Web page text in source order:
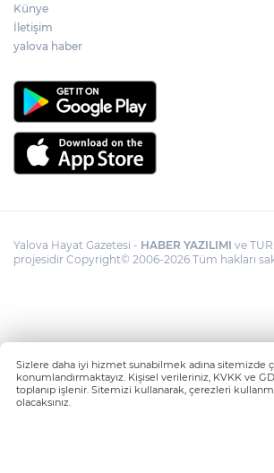
Künye
İletişim
yalova haber
Yalova Hayat Gazetesi - HABER YAZILIMI ve
projesidir Copyright© 2006-2026 Tüm hakları
Sizlere daha iyi hizmet sunabilmek adına sitemizde
konumlandırmaktayız. Kişisel verileriniz, KVKK ve
toplanıp işlenir. Sitemizi kullanarak, çerezleri
olacaksınız.